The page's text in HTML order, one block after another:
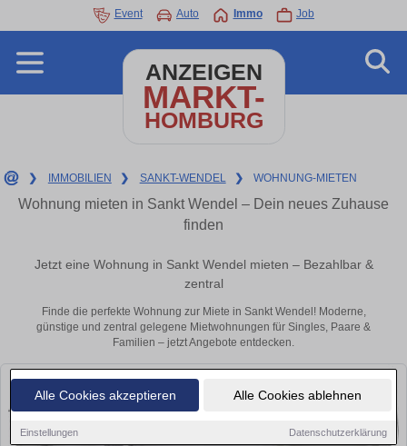
Alle Cookies akzeptieren Alle Cookies ablehnen
Einstellungen Datenschutzerklärung
Event Auto Immo Job
ANZEIGEN
MARKT-
HOMBURG
❯ IMMOBILIEN ❯ SANKT-WENDEL ❯ WOHNUNG-MIETEN
Wohnung mieten in Sankt Wendel – Dein neues Zuhause
finden
Jetzt eine Wohnung in Sankt Wendel mieten – Bezahlbar &
zentral
Finde die perfekte Wohnung zur Miete in Sankt Wendel! Moderne,
günstige und zentral gelegene Mietwohnungen für Singles, Paare &
Familien – jetzt Angebote entdecken.